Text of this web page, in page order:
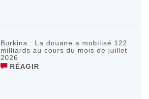
‎Burkina : La douane a mobilisé 122
milliards au cours du mois de juillet
2026 ‎
RÉAGIR